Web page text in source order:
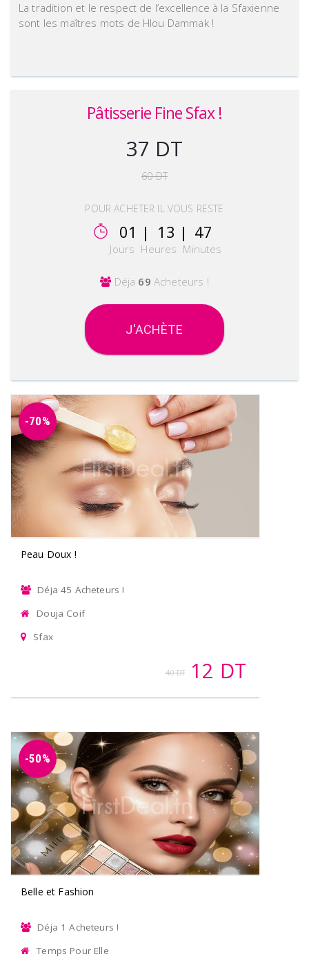
La tradition et le respect de l’excellence à la Sfaxienne
sont les maîtres mots de Hlou Dammak !
Pâtisserie Fine Sfax !
37 DT
60 DT
POUR ACHETER IL VOUS RESTE
01 | 13 | 47
Jours Heures Minutes
Déja 69 Acheteurs !
J'ACHÈTE
-70%
Peau Doux !
Déja 45 Acheteurs !
Douja Coif
Sfax
12 DT
40 DT
-50%
Belle et Fashion
Déja 1 Acheteurs !
Temps Pour Elle